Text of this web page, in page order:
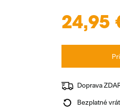
24,95
Doprava
Bezplatné